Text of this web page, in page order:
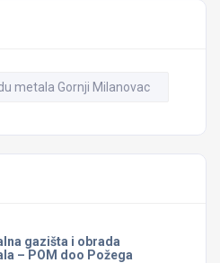
metala Gornji Milanovac
gazišta i obrada
– POM doo Požega